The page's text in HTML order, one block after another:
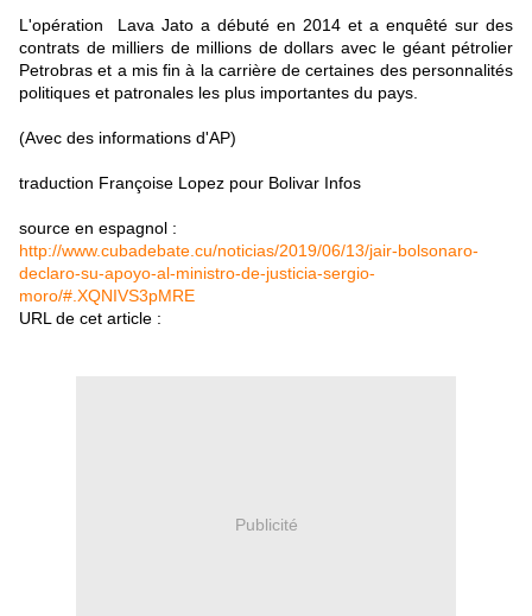
L'opération Lava Jato a débuté en 2014 et a enquêté sur des
contrats de milliers de millions de dollars avec le géant pétrolier
Petrobras et a mis fin à la carrière de certaines des personnalités
politiques et patronales les plus importantes du pays.
(Avec des informations d'AP)
traduction Françoise Lopez pour Bolivar Infos
source en espagnol :
http://www.cubadebate.cu/noticias/2019/06/13/jair-bolsonaro-
declaro-su-apoyo-al-ministro-de-justicia-sergio-
moro/#.XQNIVS3pMRE
URL de cet article :
Publicité